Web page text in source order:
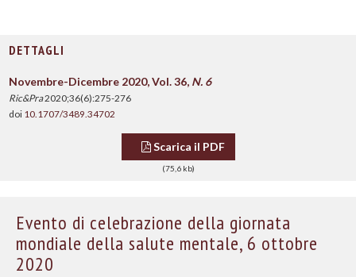
DETTAGLI
Novembre-Dicembre 2020, Vol. 36, N. 6
Ric&Pra2020;36(6):275-276
doi 10.1707/3489.34702
Scarica il PDF
(75,6 kb)
Evento di celebrazione della giornata
mondiale della salute mentale, 6 ottobre
2020